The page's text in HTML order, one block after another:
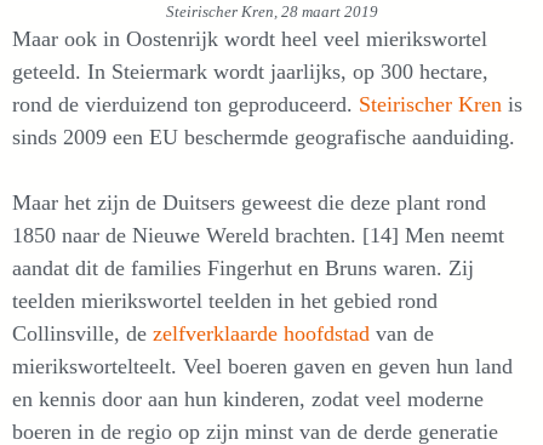
Steirischer Kren, 28 maart 2019
Maar ook in Oostenrijk wordt heel veel mierikswortel
geteeld. In Steiermark wordt jaarlijks, op 300 hectare,
rond de vierduizend ton geproduceerd. Steirischer Kren is
sinds 2009 een EU beschermde geografische aanduiding.
Maar het zijn de Duitsers geweest die deze plant rond
1850 naar de Nieuwe Wereld brachten. [14] Men neemt
aandat dit de families Fingerhut en Bruns waren. Zij
teelden mierikswortel teelden in het gebied rond
Collinsville, de zelfverklaarde hoofdstad van de
mierikswortelteelt. Veel boeren gaven en geven hun land
en kennis door aan hun kinderen, zodat veel moderne
boeren in de regio op zijn minst van de derde generatie